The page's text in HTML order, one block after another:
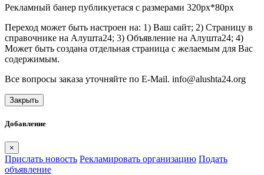
Рекламный банер публикуетася с размерами 320px*80px
Переход может быть настроен на: 1) Ваш сайт; 2) Страницу в
справочнике на Алушта24; 3) Объявление на Алушта24; 4)
Может быть создана отдельная страница с желаемым для Вас
содержимым.
Все вопросы заказа уточняйте по E-Mail. info@alushta24.org
Закрыть
Добавление
×
Прислать новость Рекламировать организацию Подать
объявление